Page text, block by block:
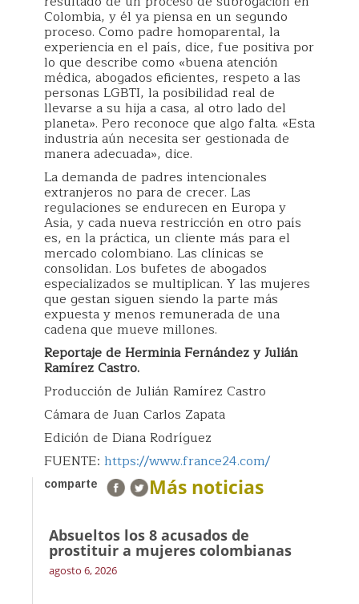
Colombia, y él ya piensa en un segundo
proceso. Como padre homoparental, la
experiencia en el país, dice, fue positiva por
lo que describe como «buena atención
médica, abogados eficientes, respeto a las
personas LGBTI, la posibilidad real de
llevarse a su hija a casa, al otro lado del
planeta». Pero reconoce que algo falta. «Esta
industria aún necesita ser gestionada de
manera adecuada», dice.
La demanda de padres intencionales
extranjeros no para de crecer. Las
regulaciones se endurecen en Europa y
Asia, y cada nueva restricción en otro país
es, en la práctica, un cliente más para el
mercado colombiano. Las clínicas se
consolidan. Los bufetes de abogados
especializados se multiplican. Y las mujeres
que gestan siguen siendo la parte más
expuesta y menos remunerada de una
cadena que mueve millones.
Reportaje de Herminia Fernández y Julián
Ramírez Castro.
Producción de Julián Ramírez Castro
Cámara de Juan Carlos Zapata
Edición de Diana Rodríguez
FUENTE: https://www.france24.com/
comparte Más noticias
Absueltos los 8 acusados de
prostituir a mujeres colombianas
agosto 6, 2026